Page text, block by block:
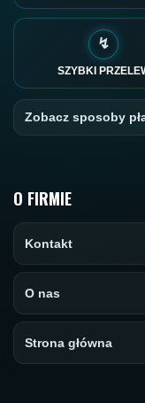
↯
SZYBKI
Zobacz sposoby
O FIRMIE
Kontakt
O nas
Strona główna